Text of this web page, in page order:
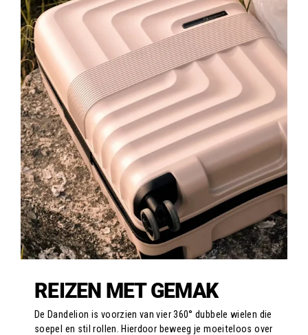
REIZEN MET GEMAK
De Dandelion is voorzien van vier 360° dubbele wielen die
soepel en stil rollen. Hierdoor beweeg je moeiteloos over